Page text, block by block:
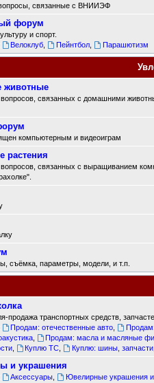
связанные с ВНИИЭФ
форум
и спорт.
Велоклуб Пейнтбол Парашютизм
животные
связанных с домашними
компьютерным и видеоиграм
растения
связанных с выращиванием
съёмка, параметры, модели, и т.п.
продажа транспортных средств,
Продам: отечественные авто
, Продам: масла и масляные
, Куплю ТС Куплю: шины,
и украшения
Аксессуары Ювелирные украшения